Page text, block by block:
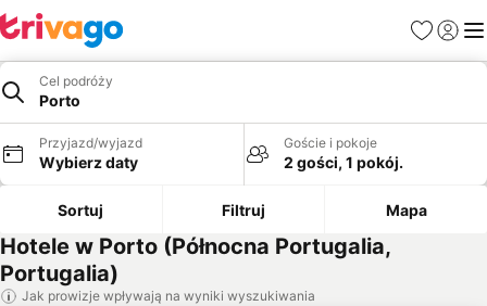
Ulubione
Cel podróży
Porto
Przyjazd/wyjazd
Wybierz daty
Goście i pokoje
2 gości, 1 pokój.
Sortuj Filtruj Mapa
Hotele w Porto (Północna Portugalia,
Portugalia)
Jak prowizje wpływają na wyniki wyszukiwania